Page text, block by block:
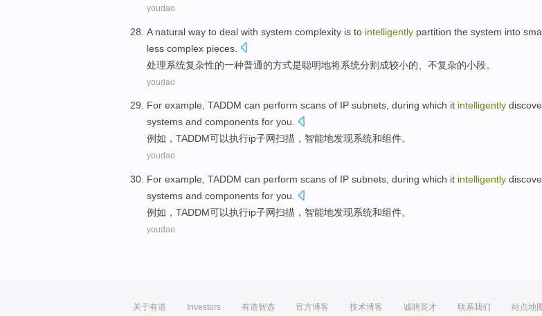
youdao
A natural way to deal with system complexity is to intelligently partition the system into
less complex pieces
处理系统复杂性的一种普通的方式是聪明地将系统分割成较小的 不复杂的小段。
youdao
For example, TADDM can perform scans of IP subnets, during which it intelligently
systems and components for you.
例如 ， TADDM可以执行ip子网扫描 ， 智能地发现系统和组件。
youdao
For example TADDM can perform scans of IP subnets , during which it intelligently
systems and components for you.
例如 ， TADDM可以执行ip子网扫描 ， 智能地发现系统和组件。
youdao
关于有道 Investors 有道智选 官方博客 技术博客 诚聘英才 联系我们 站点地